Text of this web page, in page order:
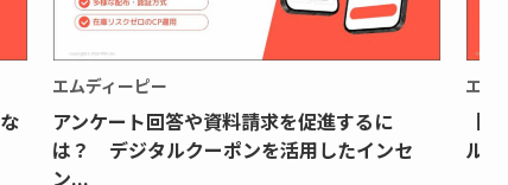
エムディーピー
アンケート回答や資料請求を促進するに
は？ デジタルクーポンを活用したインセ
ン...
エム
【
ル